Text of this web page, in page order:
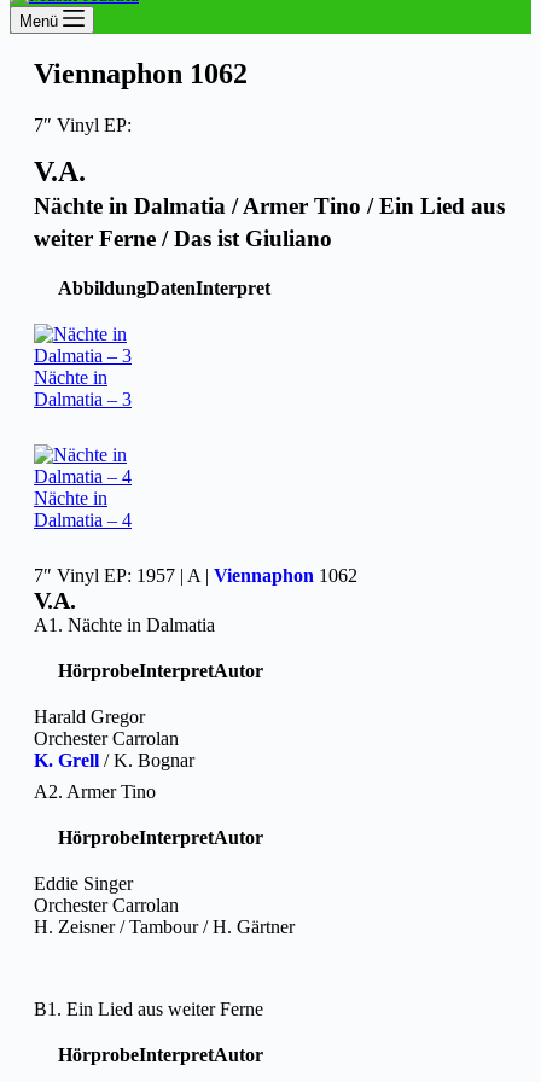
Menü
Viennaphon 1062
7″ Vinyl EP:
V.A.
Nächte in Dalmatia / Armer Tino / Ein Lied aus
weiter Ferne / Das ist Giuliano
AbbildungDatenInterpret
Nächte in
Dalmatia – 3
Nächte in
Dalmatia – 4
7″ Vinyl EP: 1957 | A | Viennaphon 1062
V.A.
A1. Nächte in Dalmatia
HörprobeInterpretAutor
Harald Gregor
Orchester Carrolan
K. Grell / K. Bognar
A2. Armer Tino
HörprobeInterpretAutor
Eddie Singer
Orchester Carrolan
H. Zeisner / Tambour / H. Gärtner
B1. Ein Lied aus weiter Ferne
HörprobeInterpretAutor